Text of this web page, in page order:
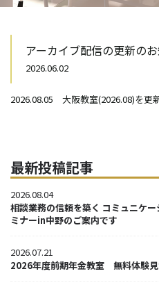
アーカイブ配信の更新の
2026.06.02
2026.08.05 大阪教室(2026.08)を更
最新投稿記事
2026.08.04
相談業務の信頼を築く コミュニケ
ミナーin中野のご案内です
2026.07.21
2026年度前期年金教室 無料体験見